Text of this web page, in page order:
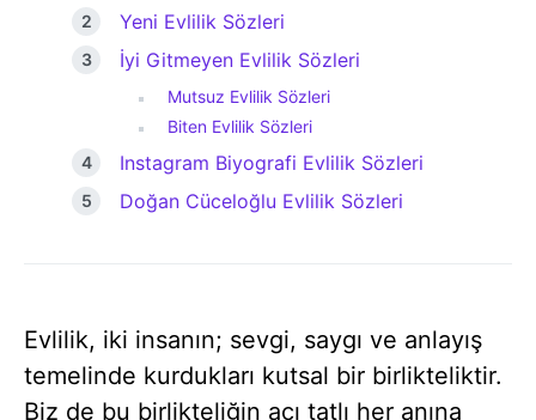
Yeni Evlilik Sözleri
İyi Gitmeyen Evlilik Sözleri
Mutsuz Evlilik Sözleri
Biten Evlilik Sözleri
Instagram Biyografi Evlilik Sözleri
Doğan Cüceloğlu Evlilik Sözleri
Evlilik, iki insanın; sevgi, saygı ve anlayış
temelinde kurdukları kutsal bir birlikteliktir.
Biz de bu birlikteliğin acı tatlı her anına